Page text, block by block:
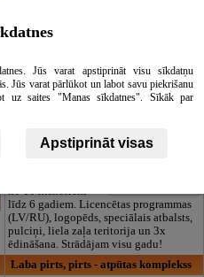
tautiskās segas aizgājēja piemiņas
Maza Rasiņa, privātā pirmsskolas
izglītības iestāde
“Maza Rasiņa” –
privātais bērnudārzs
no 10 mēnešiem
līdz 6 gadiem. Licencētas programmas
(LV/RU), logopēds, speciālais atbalsts,
pulciņi, liela zaļa teritorija un 3x
ēdināšana. Strādājam visu gadu!
Laba pirts, pirts - atpūtas komplekss
Jūs varat apstiprināt visu sīkdatņu
Jūs varat pārlūkot un labot savu piekrišanu
uz saites "Manas sīkdatnes". Sīkāk par
Apstiprināt visas